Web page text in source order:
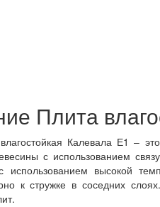
Плита
Калевала Е1 –
с использованием
использованием высокой
к стружке в соседних